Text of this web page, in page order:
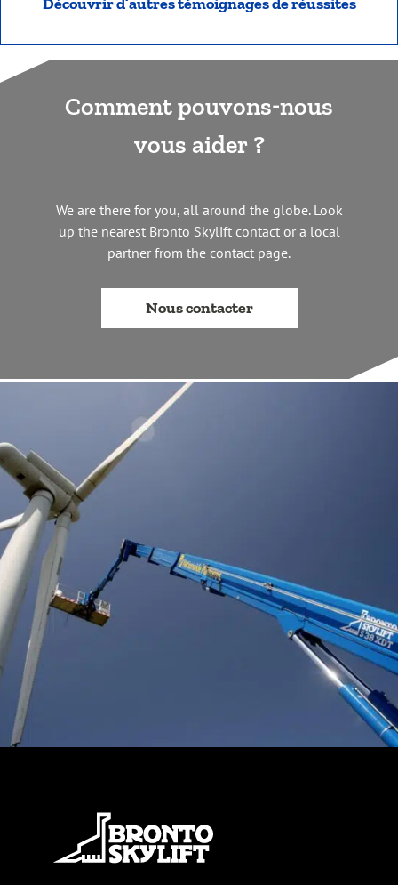
Comment pouvons-nous
vous aider ?
We are there for you, all around the globe. Look
up the nearest Bronto Skylift contact or a local
partner from the contact page.
Nous contacter